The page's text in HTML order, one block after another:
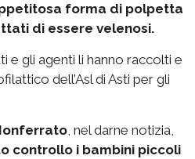
forma di polpetta
di essere velenosi.
e gli agenti li hanno raccolti e
dell’Asl di Asti per gli
, nel darne notizia,
controllo i bambini piccoli